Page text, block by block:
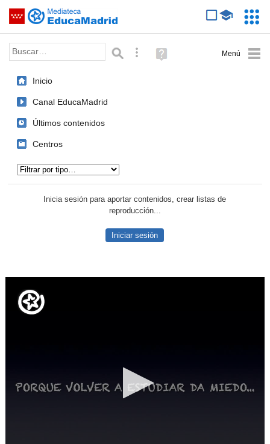
Saltar navegación
Palabra o frase: Búsqueda avanzada
Ayuda
(en
Inicio
Canal EducaMadrid
Últimos contenidos
Centros
Inicia sesión para aportar contenidos, crear listas de
reproducción...
Iniciar sesión